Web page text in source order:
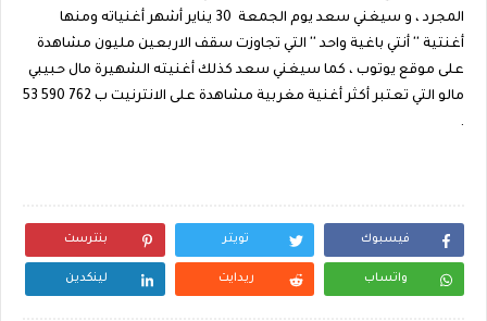
المجرد ، و سيغني سعد يوم الجمعة 30 يناير أشهر أغنياته ومنها
أغنتية '' أنتي باغية واحد '' التي تجاوزت سقف الاربعين مليون مشاهدة
على موقع يوتوب ، كما سيغني سعد كذلك أغنيته الشهيرة مال حبيبي
مالو التي تعتبر أكثر أغنية مغربية مشاهدة على الانترنيت ب 53 590 762
.
فيسبوك تويتر بنترست
واتساب ريدايت لينكدين